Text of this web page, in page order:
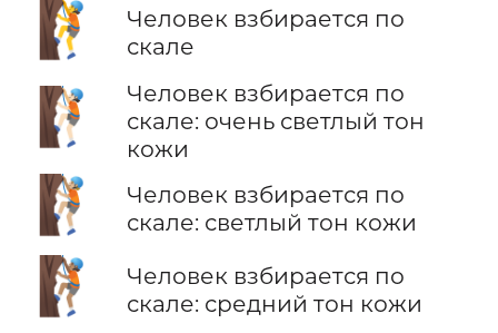
🧗
Человек взбирается по
скале
🧗🏻
Человек взбирается по
скале: очень светлый тон
кожи
🧗🏼
Человек взбирается по
скале: светлый тон кожи
🧗🏽
Человек взбирается по
скале: средний тон кожи